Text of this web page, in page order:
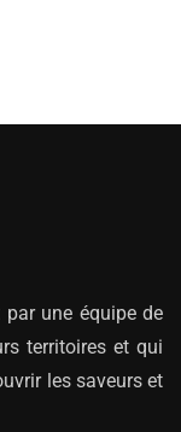
une équipe de
territoires et qui
les saveurs et